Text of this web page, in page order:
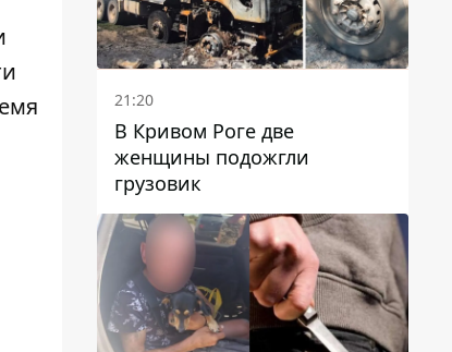
21:20
В Кривом Роге две
женщины подожгли
грузовик